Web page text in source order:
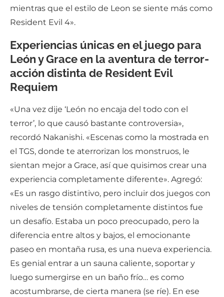
mientras que el estilo de Leon se siente más como
Resident Evil 4».
Experiencias únicas en el juego para
León y Grace en la aventura de terror-
acción distinta de Resident Evil
Requiem
«Una vez dije ‘León no encaja del todo con el
terror’, lo que causó bastante controversia»,
recordó Nakanishi. «Escenas como la mostrada en
el TGS, donde te aterrorizan los monstruos, le
sientan mejor a Grace, así que quisimos crear una
experiencia completamente diferente». Agregó:
«Es un rasgo distintivo, pero incluir dos juegos con
niveles de tensión completamente distintos fue
un desafío. Estaba un poco preocupado, pero la
diferencia entre altos y bajos, el emocionante
paseo en montaña rusa, es una nueva experiencia.
Es genial entrar a un sauna caliente, soportar y
luego sumergirse en un baño frío… es como
acostumbrarse, de cierta manera (se ríe). En ese